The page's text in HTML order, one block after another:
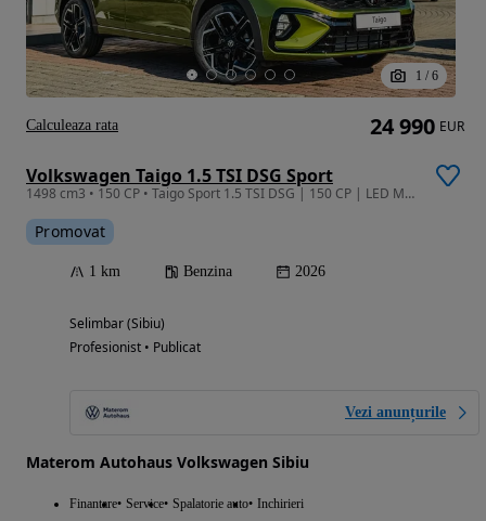
1 / 6
Volkswagen Taigo 1.5 TSI DSG Sport
1498 cm3 • 150 CP • Taigo Sport 1.5 TSI DSG | 150 CP | LED Matrix | Trapă Panoramică
Promovat
1 km Benzina 2026
Selimbar (Sibiu)
Profesionist • Publicat
Vezi anunțurile
Materom Autohaus Volkswagen Sibiu
Finantare Service Spalatorie auto Inchirieri
24 990 EUR
Calculeaza rata